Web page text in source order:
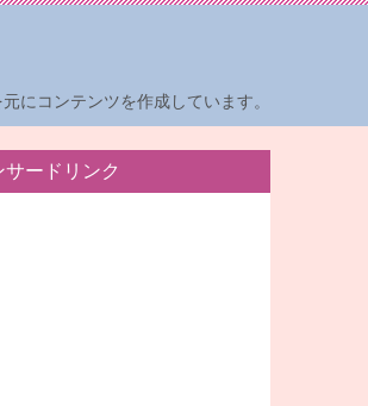
にコンテンツを作成しています。
サードリンク